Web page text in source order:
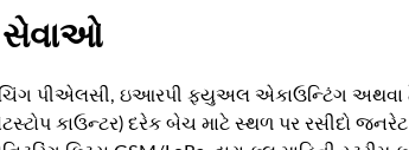
સેવાઓ
પીએલસી, ઇઆરપી ફ્યુઅલ એકાઉન્ટિંગ અથવા
સેટસ્ટોપ કાઉન્ટર) દરેક બેચ માટે સ્થળ પર રસીદો